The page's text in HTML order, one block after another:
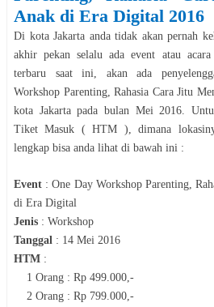
Anak di Era Digital 2016
Di kota Jakarta anda tidak akan pernah
akhir pekan selalu ada event atau
terbaru saat ini, akan ada
Workshop Parenting, Rahasia Cara Jitu
kota Jakartapada bulan Mei 2016 .
Tiket Masuk ( HTM ), dimana
lengkap bisa anda lihat di bawah ini :
Event :One Day Workshop Parenting,
di Era Digital
Jenis : Workshop
Tanggal : 14 Mei 2016
HTM :
1 Orang : Rp 499.000,-
2 Orang : Rp 799.000,-